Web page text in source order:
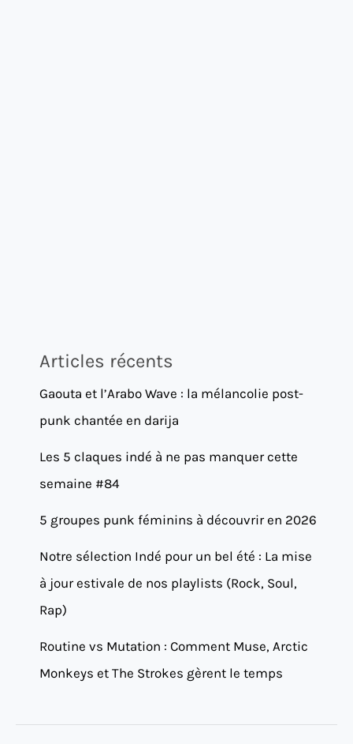
Articles récents
Gaouta et l’Arabo Wave : la mélancolie post-
punk chantée en darija
Les 5 claques indé à ne pas manquer cette
semaine #84
5 groupes punk féminins à découvrir en 2026
Notre sélection Indé pour un bel été : La mise
à jour estivale de nos playlists (Rock, Soul,
Rap)
Routine vs Mutation : Comment Muse, Arctic
Monkeys et The Strokes gèrent le temps